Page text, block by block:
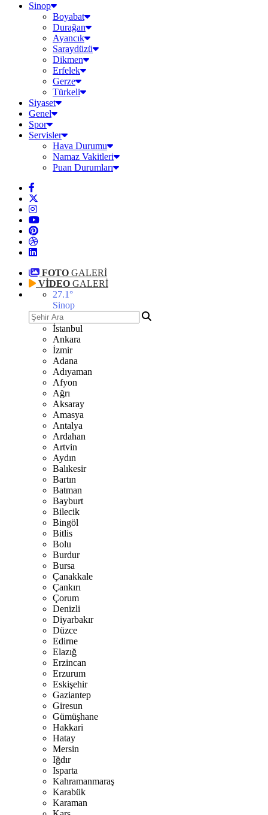
Sinop
Boyabat
Durağan
Ayancık
Saraydüzü
Dikmen
Erfelek
Gerze
Türkeli
Siyaset
Genel
Spor
Servisler
Hava Durumu
Namaz Vakitleri
Puan Durumları
FOTO GALERİ
VİDEO GALERİ
27.1 °
Sinop
İstanbul
Ankara
İzmir
Adana
Adıyaman
Afyon
Ağrı
Aksaray
Amasya
Antalya
Ardahan
Artvin
Aydın
Balıkesir
Bartın
Batman
Bayburt
Bilecik
Bingöl
Bitlis
Bolu
Burdur
Bursa
Çanakkale
Çankırı
Çorum
Denizli
Diyarbakır
Düzce
Edirne
Elazığ
Erzincan
Erzurum
Eskişehir
Gaziantep
Giresun
Gümüşhane
Hakkari
Hatay
Mersin
Iğdır
Isparta
Kahramanmaraş
Karabük
Karaman